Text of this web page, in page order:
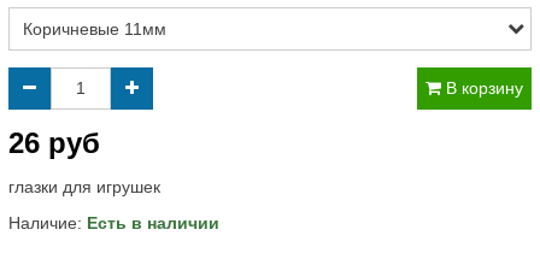
В корзину
26 руб
глазки для игрушек
Наличие: Есть в наличии